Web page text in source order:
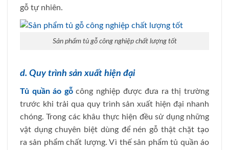
gỗ tự nhiên.
Sản phẩm tủ gỗ công nghiệp chất lượng tốt
d. Quy trình sản xuất hiện đại
Tủ quần áo gỗcông nghiệp được đưa ra thị trường
trước khi trải qua quy trình sản xuất hiện đại nhanh
chóng. Trong các khâu thực hiện đều sử dụng những
vật dụng chuyên biệt dùng để nén gỗ thật chặt tạo
ra sản phẩm chất lượng. Vì thế sản phẩm tủ quần áo